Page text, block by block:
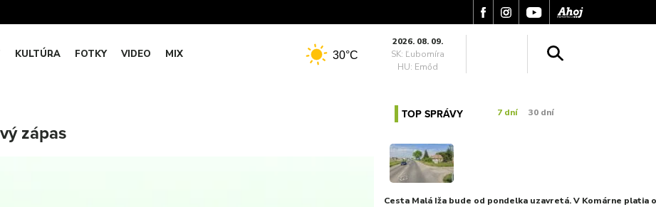
KULTÚRA FOTKY VIDEO MIX 30°C
2026. 08. 09.
SK: Ľubomíra
HU: Emőd
zápas
TOP SPRÁVY 7 dní 30 dní
Cesta Malá Iža bude od pondelka uzavretá. V Komárne platia